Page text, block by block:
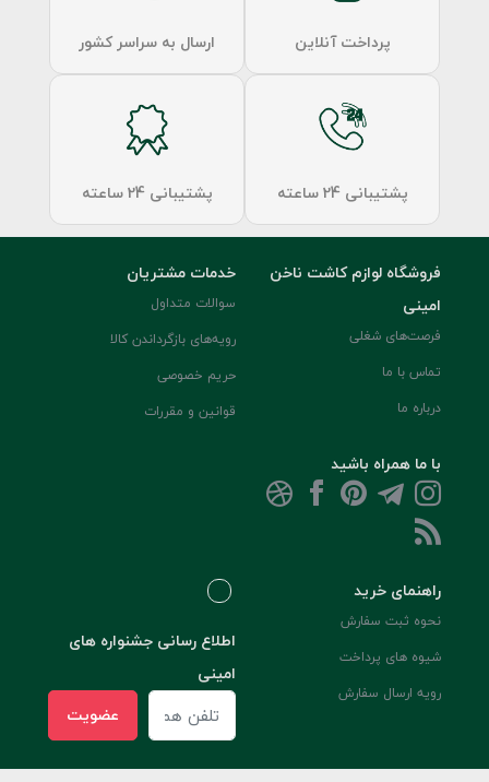
پرداخت آنلاین ارسال به سراسر کشور
پشتیبانی 24 ساعته پشتیبانی 24 ساعته
فروشگاه لوازم کاشت ناخن
امینی
فرصت‌های شغلی
تماس با ما
درباره ما
با ما همراه باشید
خدمات مشتریان
سوالات متداول
رویه‌های بازگرداندن کالا
حریم خصوصی
قوانین و مقررات
راهنمای خرید
نحوه ثبت سفارش
شیوه های پرداخت
رویه ارسال سفارش
اطلاع رسانی جشنواره های
امینی
عضویت